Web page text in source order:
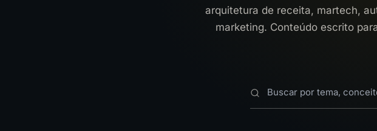
arquitetura de receita, martech,
marketing. Conteúdo escrito